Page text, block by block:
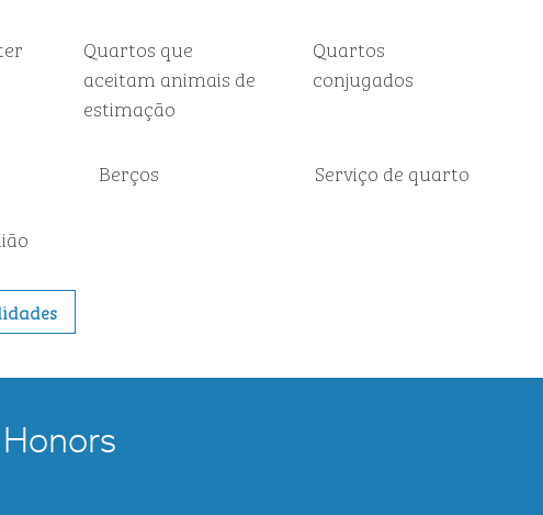
Quartos que
aceitam animais de
estimação
Quartos
conjugados
Berços Serviço de quarto